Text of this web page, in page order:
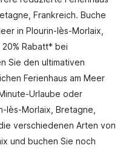
Frankreich. Buche
in Plourin-lès-Morlaix,
Rabatt* bei
Sie den ultimativen
Ferienhaus am Meer
Urlaube oder
lès-Morlaix, Bretagne,
verschiedenen Arten von
und buchen Sie noch